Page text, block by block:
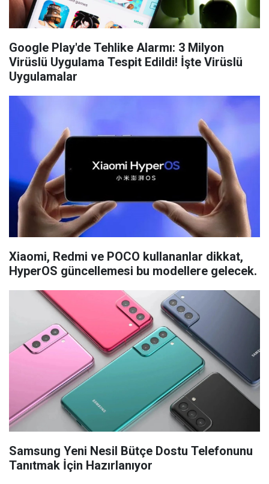
Google Play'de Tehlike Alarmı: 3 Milyon
Virüslü Uygulama Tespit Edildi! İşte Virüslü
Uygulamalar
Xiaomi, Redmi ve POCO kullananlar dikkat,
HyperOS güncellemesi bu modellere gelecek.
Samsung Yeni Nesil Bütçe Dostu Telefonunu
Tanıtmak İçin Hazırlanıyor